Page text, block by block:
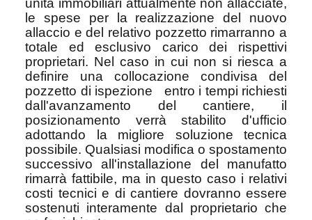
le spese per la realizzazione del nuovo
allaccio e del relativo pozzetto rimarranno a
totale ed esclusivo carico dei rispettivi
proprietari. Nel caso in cui non si riesca a
definire una collocazione condivisa del
pozzetto di ispezione
entro i tempi richiesti
dall'avanzamento del cantiere, il
posizionamento verrà stabilito d'ufficio
adottando la migliore soluzione tecnica
possibile. Qualsiasi modifica o spostamento
successivo all'installazione del manufatto
rimarrà fattibile, ma in questo caso i relativi
costi tecnici e di cantiere dovranno essere
sostenuti interamente dal proprietario che